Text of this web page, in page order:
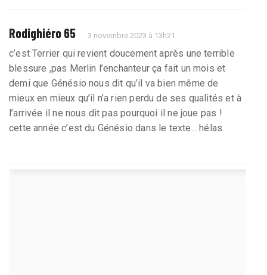
Rodighiéro 65 3 novembre 2023 à 13h21
c’est Terrier qui revient doucement après une terrible
blessure ,pas Merlin l’enchanteur ça fait un mois et
demi que Génésio nous dit qu’il va bien même de
mieux en mieux qu’il n’a rien perdu de ses qualités et à
l’arrivée il ne nous dit pas pourquoi il ne joue pas !
cette année c’est du Génésio dans le texte... hélas.